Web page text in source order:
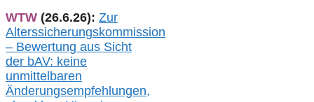
WTW (26.6.26): Zur
Alterssicherungskommission
– Bewertung aus Sicht
der bAV: keine
unmittelbaren
Änderungsempfehlungen,